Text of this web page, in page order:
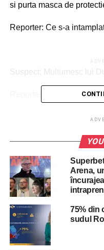
si purta masca de
Reporter: Ce s-a
Suspect: Multumesc lui
Reporter: Tu l-ai ucis?
Napy nu a mai raspuns.
Ciprian Napy este fiul
care actioneaza in
Comandantul Politiei
declarat la Digi24 ca
ultimele zile au fost scosi
sunt ajutati in filtrele pe
si de politisti locali. Seful
Arena,
75% din
sudul